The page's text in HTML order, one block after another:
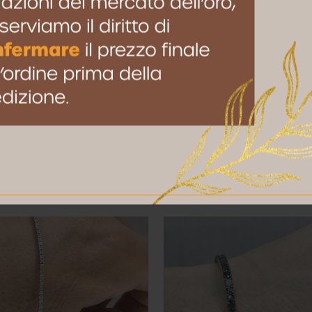
per la prossima volta che commento.